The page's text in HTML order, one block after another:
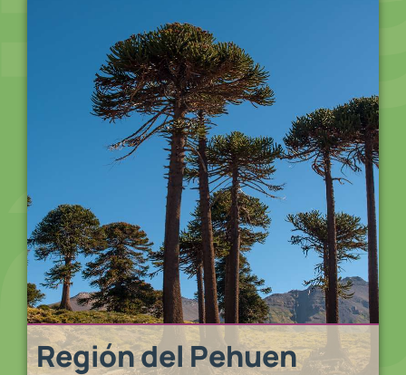
Región del Pehuen